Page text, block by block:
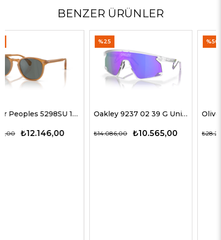
BENZER ÜRÜNLER
Oakley 9237 02 39 G Unisex Güneş Gözlükleri
₺10.565,00
₺14.086,00
Oliver Peoples 5514SU 1678C5 51 G Unisex Güneş Gözlükleri
₺14.143,00
₺28.285,00